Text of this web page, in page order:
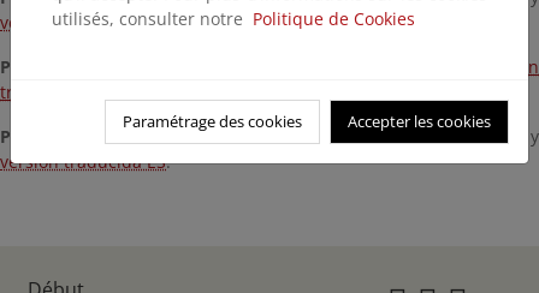
versión traducida ES.
Preguntas frecuentes - abril de 2025:
versión
traducida ES
Preguntas frecuentes - mayo de 2026:
versión original EN
y
versión traducida ES.
utilisés, consulter notre Politique de Cookies
Paramétrage des cookies Accepter les cookies